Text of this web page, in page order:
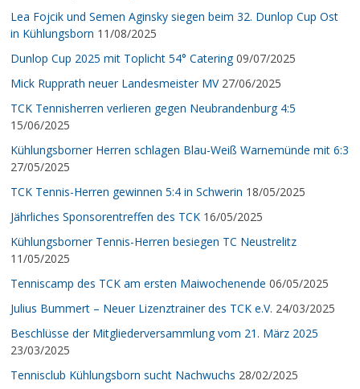
Lea Fojcik und Semen Aginsky siegen beim 32. Dunlop Cup Ost
in Kühlungsborn 11/08/2025
Dunlop Cup 2025 mit Toplicht 54° Catering 09/07/2025
Mick Rupprath neuer Landesmeister MV 27/06/2025
TCK Tennisherren verlieren gegen Neubrandenburg 4:5
15/06/2025
Kühlungsborner Herren schlagen Blau-Weiß Warnemünde mit 6:3
27/05/2025
TCK Tennis-Herren gewinnen 5:4 in Schwerin 18/05/2025
Jährliches Sponsorentreffen des TCK 16/05/2025
Kühlungsborner Tennis-Herren besiegen TC Neustrelitz
11/05/2025
Tenniscamp des TCK am ersten Maiwochenende 06/05/2025
Julius Bummert – Neuer Lizenztrainer des TCK e.V. 24/03/2025
Beschlüsse der Mitgliederversammlung vom 21. März 2025
23/03/2025
Tennisclub Kühlungsborn sucht Nachwuchs 28/02/2025